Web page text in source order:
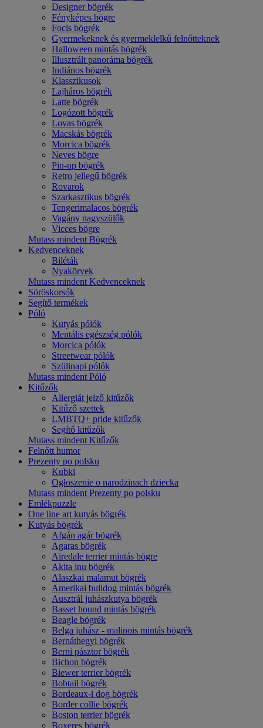
Designer bögrék
Fényképes bögre
Focis bögrék
Gyermekeknek és gyermeklelkű felnőtteknek
Halloween mintás bögrék
Illusztrált panoráma bögrék
Indiános bögrék
Klasszikusok
Lajháros bögrék
Latte bögrék
Logózott bögrék
Lovas bögrék
Macskás bögrék
Morcica bögrék
Neves bögre
Pin-up bögrék
Retro jellegű bögrék
Rovarok
Szarkasztikus bögrék
Tengerimalacos bögrék
Vagány nagyszülők
Vicces bögre
Mutass mindent Bögrék
Kedvenceknek
Biléták
Nyakörvek
Mutass mindent Kedvenceknek
Söröskorsók
Segítő termékek
Póló
Kutyás pólók
Mentális egészség pólók
Morcica pólók
Streetwear pólók
Szülinapi pólók
Mutass mindent Póló
Kitűzők
Allergiát jelző kitűzők
Kitűző szettek
LMBTQ+ pride kitűzők
Segítő kitűzők
Mutass mindent Kitűzők
Felnőtt humor
Prezenty po polsku
Kubki
Ogłoszenie o narodzinach dziecka
Mutass mindent Prezenty po polsku
Emlékpuzzle
One line art kutyás bögrék
Kutyás bögrék
Afgán agár bögrék
Agaras bögrék
Airedale terrier mintás bögre
Akita inu bögrék
Alaszkai malamut bögrék
Amerikai bulldog mintás bögrék
Ausztrál juhászkutya bögrék
Basset hound mintás bögrék
Beagle bögrék
Belga juhász - malinois mintás bögrék
Bernáthegyi bögrék
Berni pásztor bögrék
Bichon bögrék
Biewer terrier bögrék
Bobtail bögrék
Bordeaux-i dog bögrék
Border collie bögrék
Boston terrier bögrék
Boxeres bögrék